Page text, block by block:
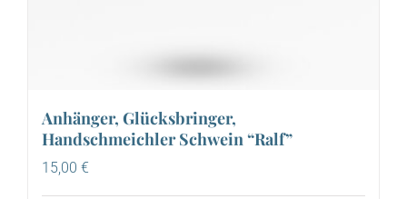
Anhänger, Glücksbringer,
Handschmeichler Schwein “Ralf”
15,00 €